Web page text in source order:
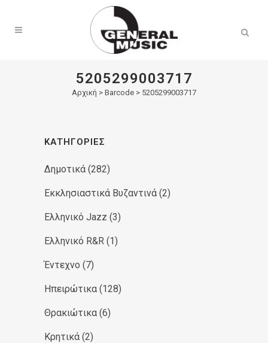
5205299003717
Αρχική > Barcode > 5205299003717
ΚΑΤΗΓΟΡΊΕΣ
Δημοτικά (282)
Εκκλησιαστικά Βυζαντινά (2)
Ελληνικό Jazz (3)
Ελληνικό R&R (1)
Έντεχνο (7)
Ηπειρώτικα (128)
Θρακιώτικα (6)
Κρητικά (2)